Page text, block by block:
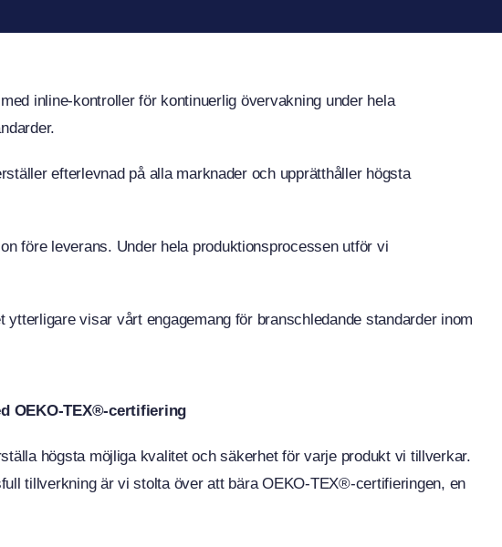
inline-kontroller för kontinuerlig övervakning under hela
efterlevnad på alla marknader och upprätthåller högsta
före leverans. Under hela produktionsprocessen utför vi
visar vårt engagemang för branschledande standarder inom
OEKO-TEX®-certifiering
högsta möjliga kvalitet och säkerhet för varje produkt vi tillverkar.
tillverkning är vi stolta över att bära OEKO-TEX®-certifieringen, en